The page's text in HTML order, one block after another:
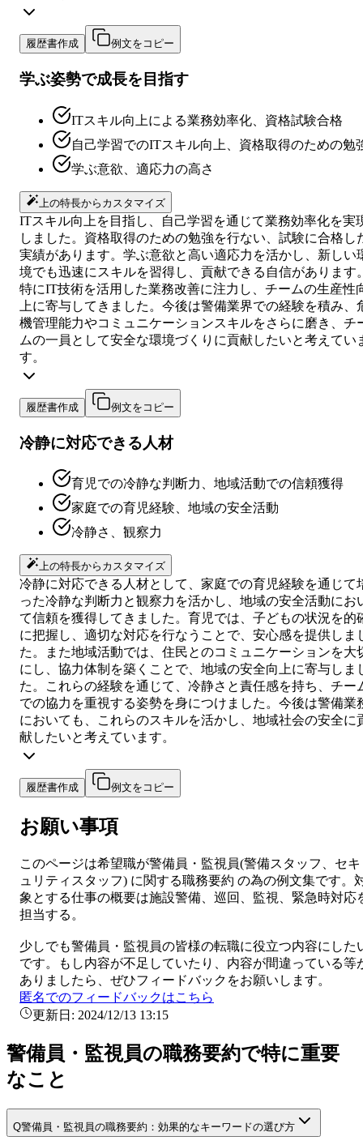
履歴書作成 例文をコピー
学ぶ姿勢で成長を目指す
ITスキル向上による業務効率化、資格試験合格
自己学習でのITスキル向上、資格取得のための勉
学ぶ意欲、適応力の高さ
上の特長からカスタマイズ
ITスキル向上を目指し、自己学習を通じて業務効率化を実
しました。資格取得のための勉強を行ない、試験に合格し
実績があります。学ぶ意欲と高い適応力を活かし、新しい
境でも迅速にスキルを習得し、貢献できる自信があります
特にIT技術を活用した業務改善に注力し、チームの生産性
上に寄与してきました。今後は警備業界での経験を積み、
機管理能力やコミュニケーションスキルをさらに磨き、チ
ムの一員として安全な環境づくりに貢献したいと考えてい
す。
履歴書作成 例文をコピー
冷静に対応できる人材
育児での冷静な判断力、地域活動での信頼獲得
家庭での育児経験、地域の安全活動
冷静さ、観察力
上の特長からカスタマイズ
冷静に対応できる人材として、家庭での育児経験を通じて
った冷静な判断力と観察力を活かし、地域の安全活動にお
て信頼を獲得してきました。育児では、子どもの状況を的
に把握し、適切な対応を行なうことで、安心感を提供しま
た。また地域活動では、住民とのコミュニケーションを大
にし、協力体制を築くことで、地域の安全向上に寄与しま
た。これらの経験を通じて、冷静さと責任感を持ち、チー
での協力を重視する姿勢を身につけました。今後は警備業
においても、これらのスキルを活かし、地域社会の安全に
献したいと考えています。
履歴書作成 例文をコピー
お願い事項
このページは希望職が警備員・監視員(警備スタッフ、セキ
ュリティスタッフ) に関する職務要約 の為の例文集です。
象とする仕事の概要は施設警備、巡回、監視、緊急時対応
担当する。
少しでも警備員・監視員の皆様の転職に役立つ内容にした
です。もし内容が不足していたり、内容が間違っている等
ありましたら、ぜひフィードバックをお願いします。
匿名でのフィードバックはこちら
更新日: 2024/12/13 13:15
警備員・監視員の職務要約で特に重要
なこと
Q警備員・監視員の職務要約：効果的なキーワードの選び方